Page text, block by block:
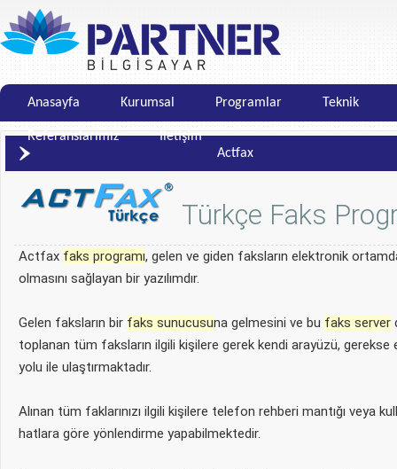
Anasayfa Kurumsal Programlar Teknik
Referanslarımız
İletişim
Actfax
Türkçe Faks
Actfax faks programı, gelen ve giden faksların elektronik
olmasını sağlayan bir yazılımdır.
Gelen faksların bir faks sunucusuna gelmesini ve bu faks server
toplanan tüm faksların ilgili kişilere gerek kendi arayüzü, gerekse
yolu ile ulaştırmaktadır.
Alınan tüm faklarınızı ilgili kişilere telefon rehberi mantığı veya
hatlara göre yönlendirme yapabilmektedir.